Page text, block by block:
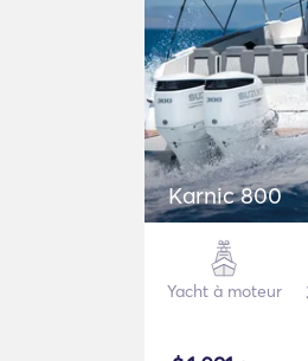
Karnic 800
Yacht à moteur